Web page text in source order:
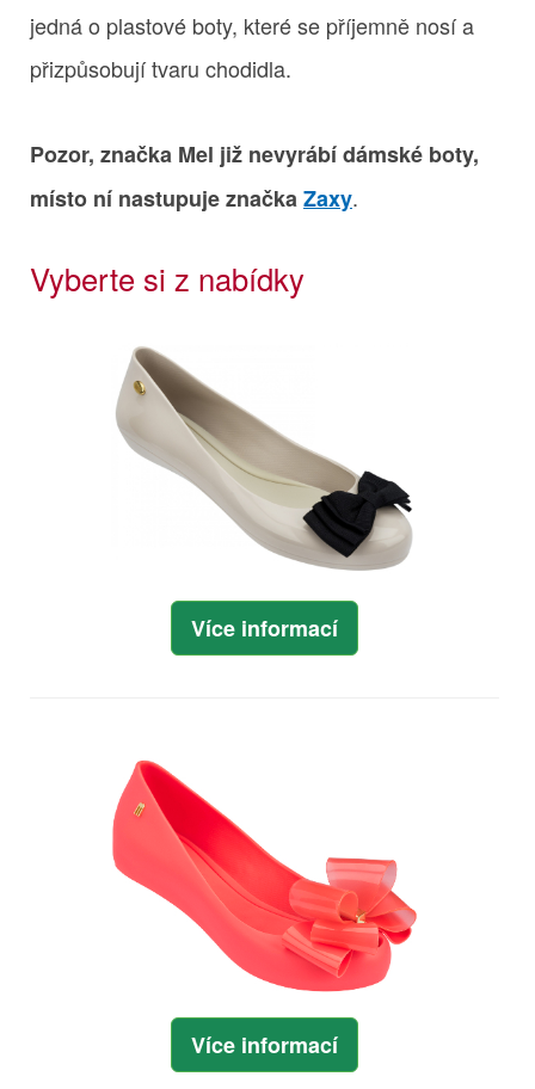
jedná o plastové boty, které se příjemně nosí a
přizpůsobují tvaru chodidla.
Pozor, značka Mel již nevyrábí dámské boty,
místo ní nastupuje značkaZaxy.
Vyberte si z nabídky
Více informací
Více informací